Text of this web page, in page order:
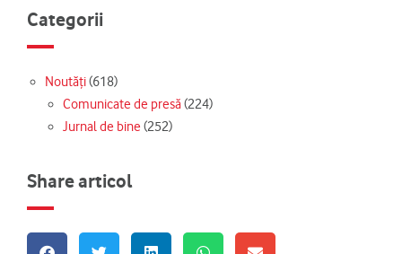
Categorii
Noutăți(618)
Comunicate de presă(224)
Jurnal de bine (252)
Share articol